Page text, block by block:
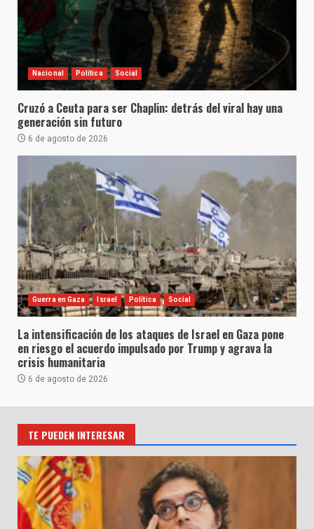
Nacional Política Social
Cruzó a Ceuta para ser Chaplin: detrás del viral hay una
generación sin futuro
6 de agosto de 2026
Guerra en Gaza Israel Política Social
La intensificación de los ataques de Israel en Gaza pone
en riesgo el acuerdo impulsado por Trump y agrava la
crisis humanitaria
6 de agosto de 2026
TE PUEDEN INTERESAR